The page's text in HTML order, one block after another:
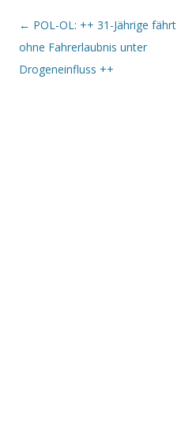
Beitrags-Navigation
← POL-OL: ++ 31-Jährige fährt
ohne Fahrerlaubnis unter
Drogeneinfluss ++